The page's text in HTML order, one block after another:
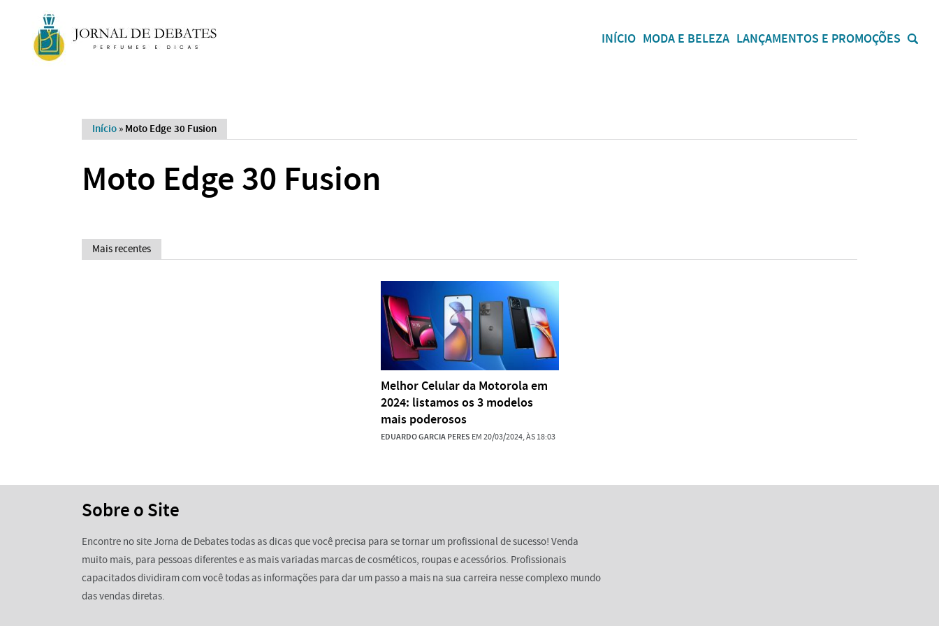
INÍCIO MODA E BELEZA LANÇAMENTOS E PROMOÇÕES
Início » Moto Edge 30 Fusion
Moto Edge 30 Fusion
Mais recentes
Melhor Celular da Motorola em
2024: listamos os 3 modelos
mais poderosos
EDUARDO GARCIA PERES EM 20/03/2024, ÀS 18:03
Sobre o Site
Encontre no site Jorna de Debates todas as dicas que você precisa para se tornar um profissional de sucesso! Venda
muito mais, para pessoas diferentes e as mais variadas marcas de cosméticos, roupas e acessórios. Profissionais
capacitados dividiram com você todas as informações para dar um passo a mais na sua carreira nesse complexo mundo
das vendas diretas.